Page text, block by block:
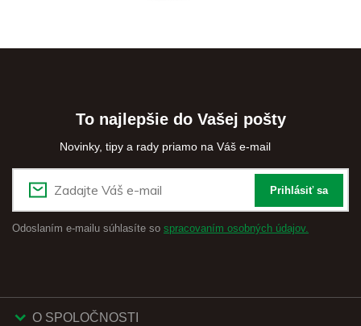
To najlepšie do Vašej pošty
Novinky, tipy a rady priamo na Váš e-mail
Prihlásiť sa
Odoslaním e-mailu súhlasíte so spracovaním osobných údajov.
O SPOLOČNOSTI